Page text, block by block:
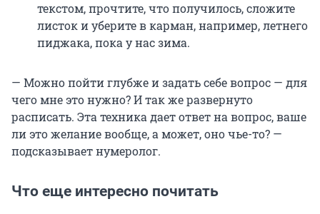
текстом, прочтите, что получилось, сложите
листок и уберите в карман, например, летнего
пиджака, пока у нас зима.
— Можно пойти глубже и задать себе вопрос — для
чего мне это нужно? И так же развернуто
расписать. Эта техника дает ответ на вопрос, ваше
ли это желание вообще, а может, оно чье-то? —
подсказывает нумеролог.
Что еще интересно почитать